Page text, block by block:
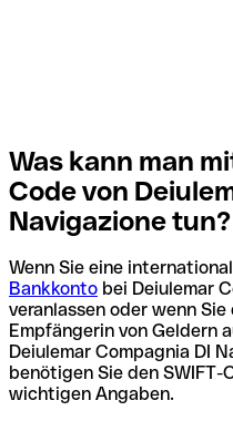
Was kann man
Code von
Navigazione tun?
Wenn Sie eine
Bankkonto bei Deiulemar
veranlassen oder wenn
Empfängerin von Geldern
Deiulemar Compagnia DI
benötigen Sie den SWIFT-
wichtigen Angaben.